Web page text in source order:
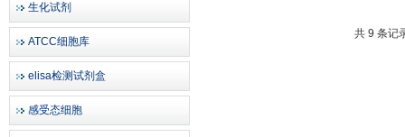
生化试剂
ATCC细胞库
elisa检测试剂盒
感受态细胞
共 9 条记